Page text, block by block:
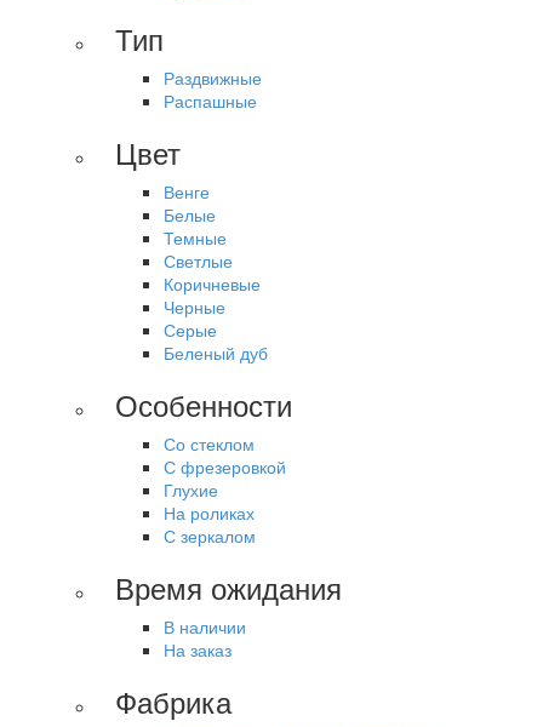
Тип
Раздвижные
Распашные
Цвет
Венге
Белые
Темные
Светлые
Коричневые
Черные
Серые
Беленый дуб
Особенности
Со стеклом
С фрезеровкой
Глухие
На роликах
С зеркалом
Время ожидания
В наличии
На заказ
Фабрика